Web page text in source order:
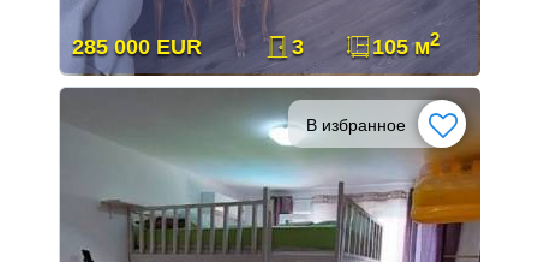
285 000 EUR 3 105 м2
В избранное